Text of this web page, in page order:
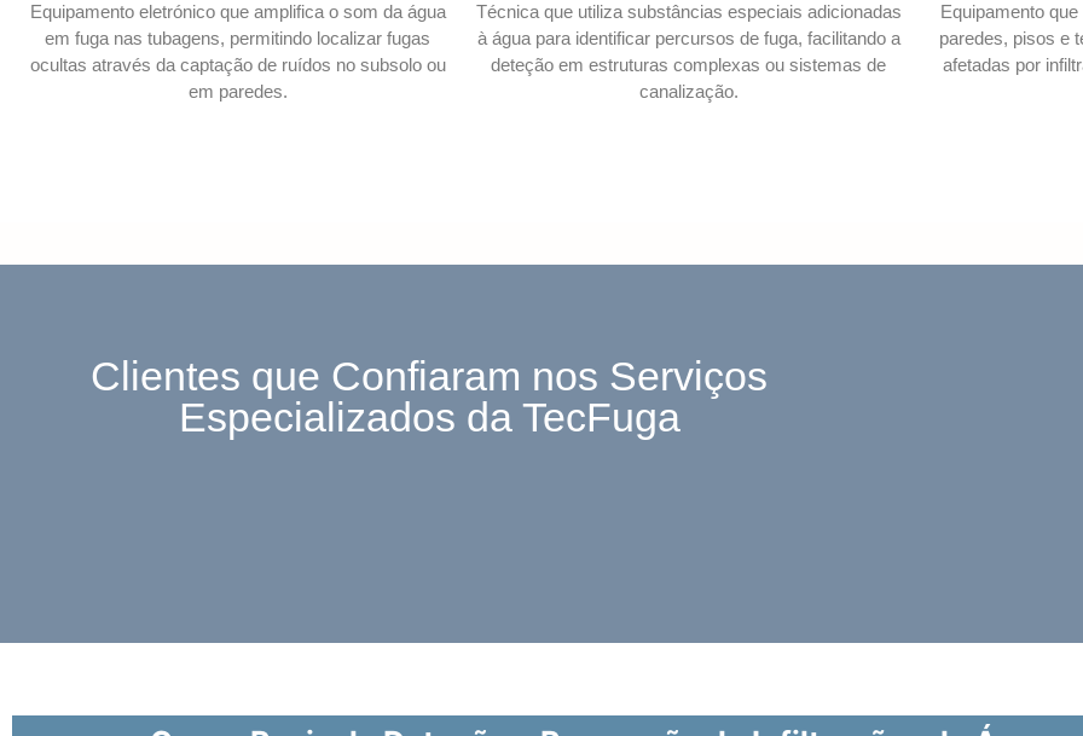
Equipamento eletrónico que amplifica o som da água
em fuga nas tubagens, permitindo localizar fugas
ocultas através da captação de ruídos no subsolo ou
em paredes.
Técnica que utiliza substâncias especiais adicionadas
à água para identificar percursos de fuga, facilitando a
deteção em estruturas complexas ou sistemas de
canalização.
Equipamento
paredes, pisos e
afetadas por
Clientes que Confiaram nos Serviços
Especializados da TecFuga